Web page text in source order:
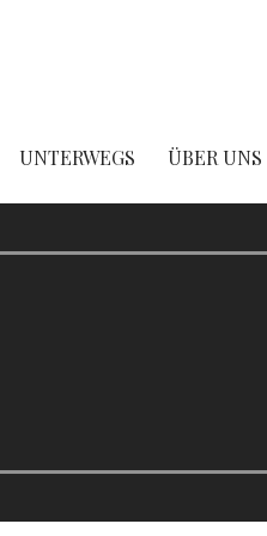
UNTERWEGS ÜBER UNS